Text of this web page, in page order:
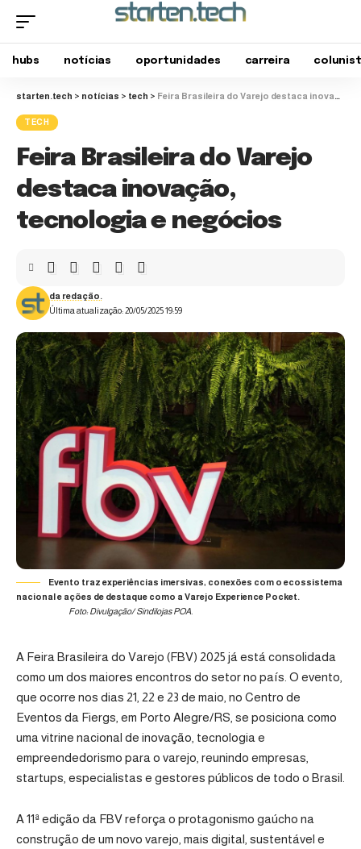
hubs notícias oportunidades carreira
starten.tech > notícias > tech > Feira Brasileira do Varejo destaca inovação, tecnologia e negócios
TECH
Feira Brasileira do Varejo
destaca inovação,
tecnologia e negócios
Última atualização: 20/05/2025 19:59
da redação.
Evento traz experiências imersivas, conexões com o ecossistema
nacional e ações de destaque como a Varejo Experience Pocket.
Foto: Divulgação/ Sindilojas POA.
A Feira Brasileira do Varejo (FBV) 2025 já está consolidada
como um dos maiores encontros do setor no país. O evento,
que ocorre nos dias 21, 22 e 23 de maio, no Centro de
Eventos da Fiergs, em Porto Alegre/RS, se posiciona como
uma vitrine nacional de inovação, tecnologia e
empreendedorismo para o varejo, reunindo empresas,
startups, especialistas e gestores públicos de todo o Brasil.
A 11ª edição da FBV reforça o protagonismo gaúcho na
construção de um novo varejo, mais digital, sustentável e